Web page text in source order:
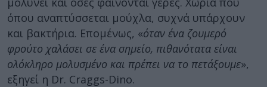
όπου αναπτύσσεται μούχλα, συχνά υπάρχουν
και βακτήρια. Επομένως, «όταν ένα ζουμερό
φρούτο χαλάσει σε ένα σημείο, πιθανότατα είναι
ολόκληρο μολυσμένο και πρέπει να το πετάξουμε»,
εξηγεί η Dr. Craggs-Dino.